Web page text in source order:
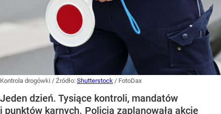
Kontrola drogówki / Źródło: Shutterstock / FotoDax
Jeden dzień. Tysiące kontroli, mandatów
i punktów karnych. Policja zaplanowała akcję